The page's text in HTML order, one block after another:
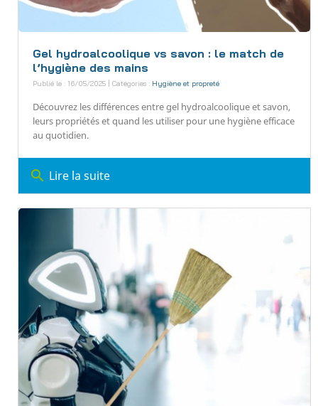
Gel hydroalcoolique vs savon : le match de
l’hygiène des mains
Publié le : 16/05/2025 | Catégories : Hygiène et propreté
Découvrez les différences entre gel hydroalcoolique et savon,
leurs propriétés et quand les utiliser pour une hygiène efficace
au quotidien.
search Lire la suite